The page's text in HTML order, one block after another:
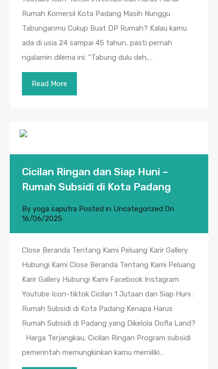
Rumah Komersil Kota Padang Masih Nunggu
Tabunganmu Cukup Buat DP Rumah? Kalau kamu
ada di usia 24 sampai 45 tahun, pasti pernah
ngalamin dilema ini: “Tabung dulu deh,…
Read More
Cicilan Ringan dan Siap Huni –
Rumah Subsidi di Kota Padang
By yoga saputra Posted in Uncategorized On
16/06/2025
Close Beranda Tentang Kami Peluang Karir Gallery
Hubungi Kami Close Beranda Tentang Kami Peluang
Karir Gallery Hubungi Kami Facebook Instagram
Youtube Icon-tiktok Cicilan 1 Jutaan dan Siap Huni :
Rumah Subsidi di Kota Padang Kenapa Harus
Rumah Subsidi di Padang yang Dikelola Dofla Land?
Harga Terjangkau, Cicilan Ringan Program subsidi
pemerintah memungkinkan kamu memiliki…